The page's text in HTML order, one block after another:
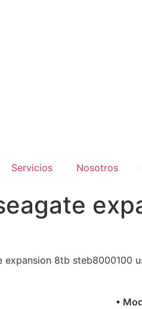
Servicios Nosotros
8tb steb8000100
•